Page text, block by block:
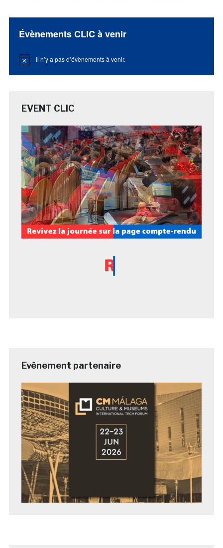
Évènements CLIC à venir
Notice Il n’y a pas d’évènements à venir.
EVENT CLIC
Evénement partenaire